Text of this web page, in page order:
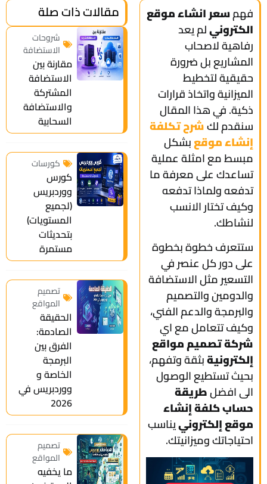
فهمسعر انشاء موقع
الكترونيلم يعد
رفاهية لاصحاب
المشاريع بل ضرورة
حقيقية لتخطيط
الميزانية واتخاذ قرارات
ذكية. في هذا المقال
سنقدم لكشرح تكلفة
إنشاء موقعبشكل
مبسط مع امثلة عملية
تساعدك على معرفة ما
تدفعه ولماذا تدفعه
وكيف تختار الانسب
لنشاطك.
ستتعرف خطوة بخطوة
على دور كل عنصر في
التسعير مثل الاستضافة
والدومين والتصميم
والبرمجة والدعم الفني،
وكيف تتعامل مع اي
شركة تصميم مواقع
إلكترونيةبثقة وتفهم،
بحيث تستطيع الوصول
الى افضلطريقة
حساب كلفة إنشاء
موقع إلكترونييناسب
احتياجاتك وميزانيتك.
مقالات ذات صلة
شروحات
الاستضافة
مقارنة بين
الاستضافة
المشتركة
والاستضافة
السحابية
كورسات
كورس
ووردبريس
(لجميع
المستويات)
بتحديثات
مستمرة
تصميم
المواقع
الحقيقة
الصادمة:
الفرق بين
البرمجة
الخاصة و
ووردبريس في
2026
تصميم
المواقع
ما يخفيه